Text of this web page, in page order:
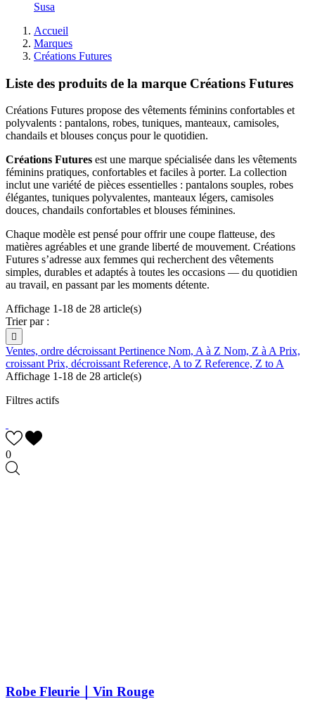
Susa
Accueil
Marques
Créations Futures
Liste des produits de la marque Créations Futures
Créations Futures propose des vêtements féminins confortables et
polyvalents : pantalons, robes, tuniques, manteaux, camisoles,
chandails et blouses conçus pour le quotidien.
Créations Futures est une marque spécialisée dans les vêtements
féminins pratiques, confortables et faciles à porter. La collection
inclut une variété de pièces essentielles : pantalons souples, robes
élégantes, tuniques polyvalentes, manteaux légers, camisoles
douces, chandails confortables et blouses féminines.
Chaque modèle est pensé pour offrir une coupe flatteuse, des
matières agréables et une grande liberté de mouvement. Créations
Futures s’adresse aux femmes qui recherchent des vêtements
simples, durables et adaptés à toutes les occasions — du quotidien
au travail, en passant par les moments détente.
Affichage 1-18 de 28 article(s)
Trier par :

Ventes, ordre décroissant Pertinence Nom, A à Z Nom, Z à A Prix,
croissant Prix, décroissant Reference, A to Z Reference, Z to A
Affichage 1-18 de 28 article(s)
Filtres actifs
0
Robe Fleurie｜Vin Rouge